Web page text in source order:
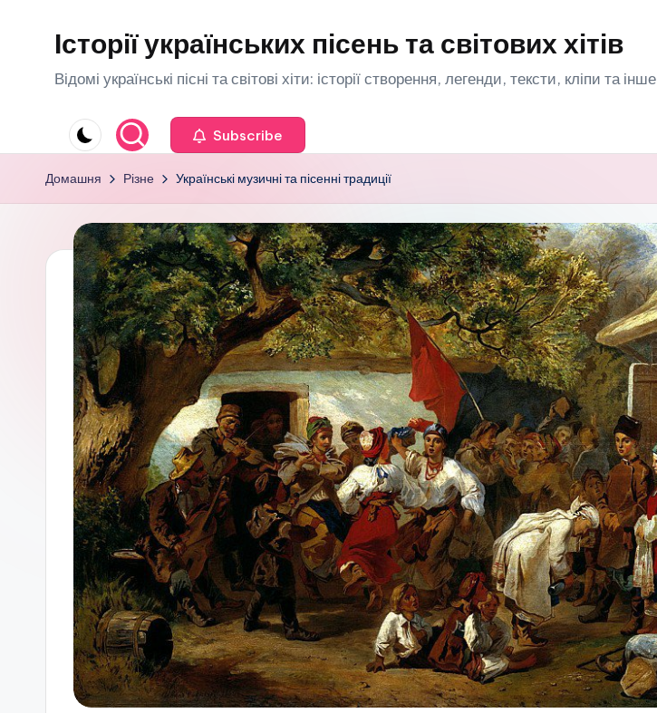
Історії українських пісень та світових хітів
Відомі українські пісні та світові хіти: історії створення, легенди, тексти, кліпи та інше
Subscribe
Домашня Різне Українські музичні та пісенні традиції